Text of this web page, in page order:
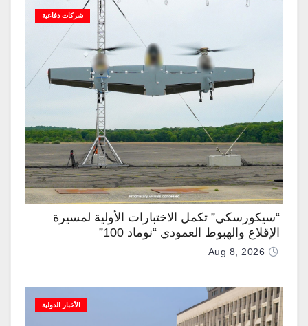
شركات دفاعية
“سيكورسكي” تكمل الاختبارات الأولية لمسيرة
الإقلاع والهبوط العمودي “نوماد 100”
Aug 8, 2026
الأخبار الدولية